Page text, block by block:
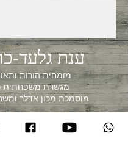
052-4002446
ענת גלעד-
מומחית הורות
מגשרת משפחתית
מוסמכת מכון אדלר